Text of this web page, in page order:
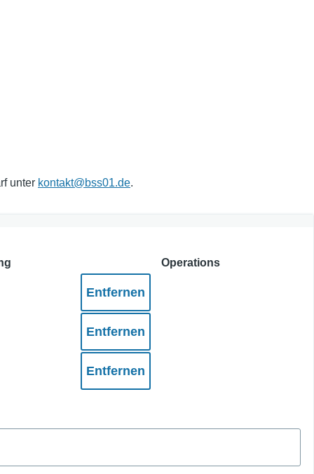
unter kontakt@bss01.de.
Operations